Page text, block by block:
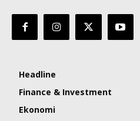
Headline
Finance & Investment
Ekonomi